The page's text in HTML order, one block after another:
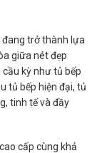
đang trở thành lựa
giữa nét đẹp
kỳ như tủ bếp
tủ bếp hiện đại, tủ
tinh tế và đầy
cấp cùng khả